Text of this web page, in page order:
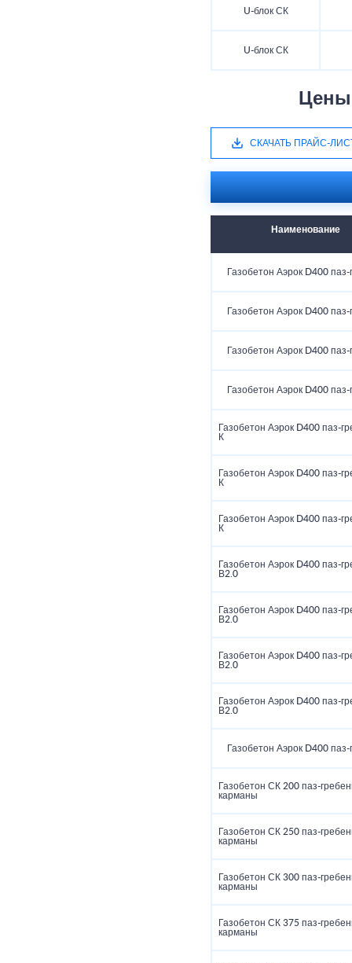
U-блок СК
U-блок СК
Цены
СКАЧАТЬ ПРАЙС-
Наименование
Газобетон Аэрок D400 паз-
Газобетон Аэрок D400 паз-
Газобетон Аэрок D400 паз-
Газобетон Аэрок D400 паз-
Газобетон Аэрок D400 паз-
К
Газобетон Аэрок D400 паз-
К
Газобетон Аэрок D400 паз-
К
Газобетон Аэрок D400 паз-
В2.0
Газобетон Аэрок D400 паз-
В2.0
Газобетон Аэрок D400 паз-
В2.0
Газобетон Аэрок D400 паз-
В2.0
Газобетон Аэрок D400 паз-
Газобетон СК 200 паз-
карманы
Газобетон СК 250 паз-
карманы
Газобетон СК 300 паз-
карманы
Газобетон СК 375 паз-
карманы